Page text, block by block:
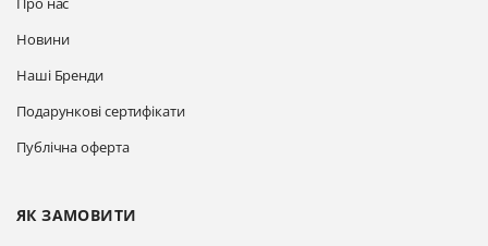
Новини
Наші Бренди
Подарункові сертифікати
Публічна оферта
ЯК ЗАМОВИТИ